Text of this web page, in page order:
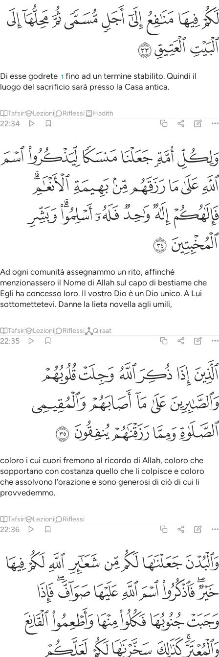
لكم فيها منافع الى اجل مسمى ثم محلها الى البيت العتيق ٣٣
لَكُمْ فِيهَا مَنَـٰفِعُ إِلَىٰٓ أَجَلٍۢ مُّسَمًّۭى ثُمَّ مَحِلُّهَآ إِلَى ٱلْبَيْتِ
ﱣﱤﱥﱦﱧﱨﱩﱪﱫ
ﱬﱭﱮ
Di esse godrete 1 fino ad un termine stabilito. Quindi il
luogo del sacrificio sarà presso la Casa antica.
Tafsir Lezioni Riflessi Hadith
22:34
ولكل امة جعلنا منسكا ليذكروا اسم الله على ما رزقهم من بهيمة
وَلِكُلِّ أُمَّةٍۢ جَعَلْنَا مَنسَكًۭا لِّيَذْكُرُوا۟ ٱسْمَ ٱللَّهِ عَلَىٰ
ﱯﱰﱱﱲﱳﱴ
ﱵﱶﱷﱸﱹﱺﱻﱼ
ﱽﱾﱿﲀﲁﲂﲃ
ﲄﲅ
Ad ogni comunità assegnammo un rito, affinché
menzionassero il Nome di Allah sul capo di bestiame che
Egli ha concesso loro. Il vostro Dio è un Dio unico. A Lui
sottomettetevi. Danne la lieta novella agli umili,
Tafsir Lezioni Riflessi Qiraat
22:35
الذين اذا ذكر الله وجلت قلوبهم والصابرين على ما اصابهم والمقيمي
ٱلَّذِينَ إِذَا ذُكِرَ ٱللَّهُ وَجِلَتْ قُلُوبُهُمْ وَٱلصَّـٰبِرِينَ عَلَىٰ مَآ أَصَابَهُمْ
ﲆﲇﲈﲉﲊﲋ
ﲌﲍﲎﲏﲐ
ﲑﲒﲓﲔ ﲕ
coloro i cui cuori fremono al ricordo di Allah, coloro che
sopportano con costanza quello che li colpisce e coloro
che assolvono l’orazione e sono generosi di ciò di cui li
provvedemmo.
Tafsir Lezioni Riflessi
22:36
والبدن جعلناها لكم من شعاير الله لكم فيها خير فاذكروا اسم الله
وَٱلْبُدْنَ جَعَلْنَـٰهَا لَكُم مِّن شَعَـٰٓئِرِ ٱللَّهِ لَكُمْ فِيهَا خَيْرٌۭ ۖ فَٱذْكُرُوا۟ ٱسْمَ ٱللَّهِ
ﲖﲗﲘﲙﲚﲛﲜﲝ
ﲞﲟﲠﲡﲢﲣﲤﲥﲦ
ﲧﲨﲩﲪﲫﲬ
ﲭﲮﲯﲰﲱ ﲲ